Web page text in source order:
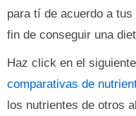
para tí de acuerdo a
fin de conseguir una
Haz click en el
comparativas de
los nutrientes de otros